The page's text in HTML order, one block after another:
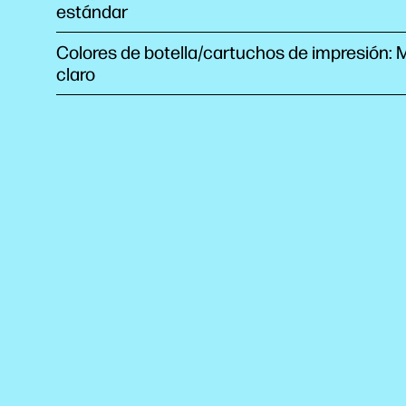
estándar
Colores de botella/cartuchos de impresión:
claro